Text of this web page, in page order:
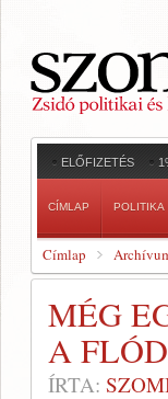
ELŐFIZETÉS
CÍMLAP POLITIKA
Címlap
MÉG
A
ÍRTA: